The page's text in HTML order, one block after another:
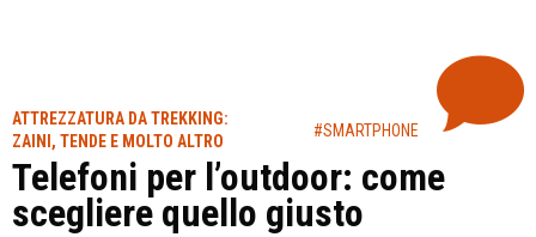
ATTREZZATURA DA TREKKING:
ZAINI, TENDE E MOLTO ALTRO
#SMARTPHONE
Telefoni per l’outdoor: come
scegliere quello giusto